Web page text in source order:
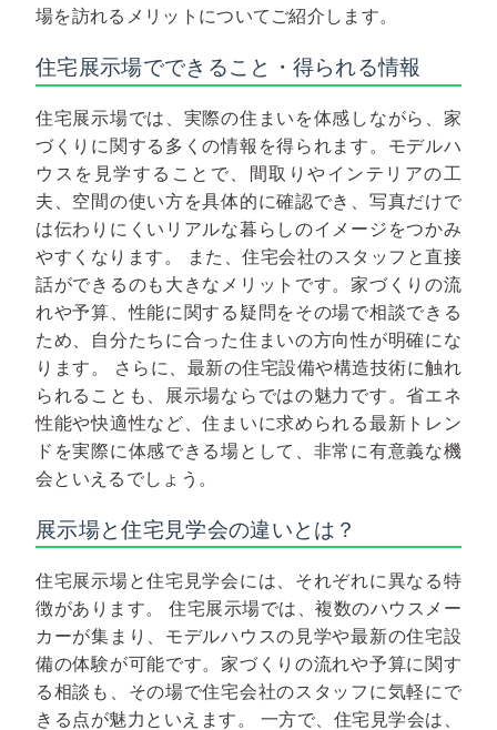
場を訪れるメリットについてご紹介します。
住宅展示場でできること・得られる情報
住宅展示場では、実際の住まいを体感しながら、家
づくりに関する多くの情報を得られます。モデルハ
ウスを見学することで、間取りやインテリアの工
夫、空間の使い方を具体的に確認でき、写真だけで
は伝わりにくいリアルな暮らしのイメージをつかみ
やすくなります。
また、住宅会社のスタッフと直接
話ができるのも大きなメリットです。家づくりの流
れや予算、性能に関する疑問をその場で相談できる
ため、自分たちに合った住まいの方向性が明確にな
ります。
さらに、最新の住宅設備や構造技術に触れ
られることも、展示場ならではの魅力です。省エネ
性能や快適性など、住まいに求められる最新トレン
ドを実際に体感できる場として、非常に有意義な機
会といえるでしょう。
展示場と住宅見学会の違いとは？
住宅展示場と住宅見学会には、それぞれに異なる特
徴があります。
住宅展示場では、複数のハウスメー
カーが集まり、モデルハウスの見学や最新の住宅設
備の体験が可能です。家づくりの流れや予算に関す
る相談も、その場で住宅会社のスタッフに気軽にで
きる点が魅力といえます。
一方で、住宅見学会は、